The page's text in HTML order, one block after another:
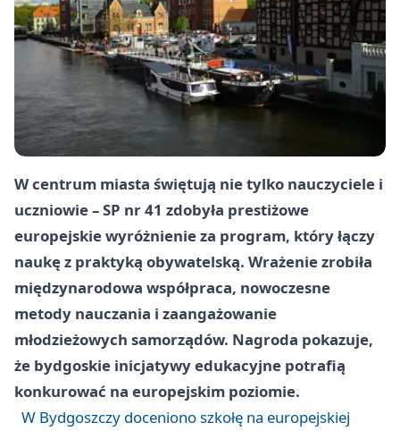
W centrum miasta świętują nie tylko nauczyciele i
uczniowie – SP nr 41 zdobyła prestiżowe
europejskie wyróżnienie za program, który łączy
naukę z praktyką obywatelską. Wrażenie zrobiła
międzynarodowa współpraca, nowoczesne
metody nauczania i zaangażowanie
młodzieżowych samorządów. Nagroda pokazuje,
że bydgoskie inicjatywy edukacyjne potrafią
konkurować na europejskim poziomie.
W Bydgoszczy doceniono szkołę na europejskiej